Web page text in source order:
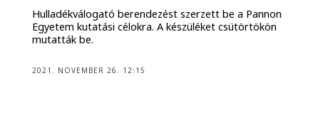
Hulladékválogató berendezést szerzett be a Pannon
Egyetem kutatási célokra. A készüléket csütörtökön
mutatták be.
2021. NOVEMBER 26. 12:15